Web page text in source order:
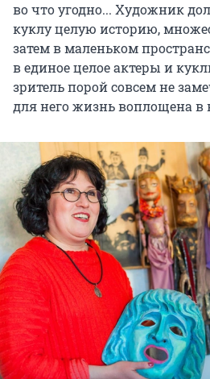
во что угодно... Художник
куклу целую историю,
затем в маленьком
в единое целое актеры и
зритель порой совсем не
для него жизнь воплощена в